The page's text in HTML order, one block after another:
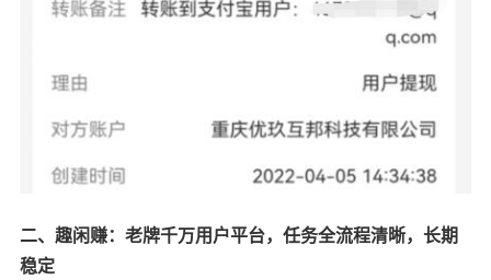
二、趣闲赚：老牌千万用户平台，任务全流程清晰，长期
稳定